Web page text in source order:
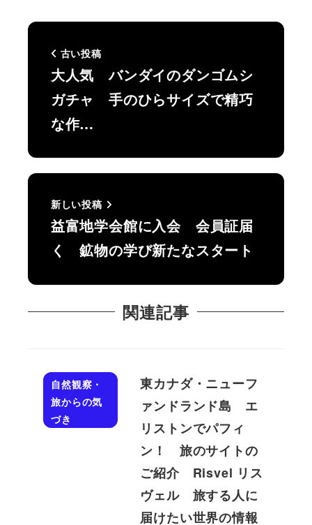
古い投稿
大人気 バンダイのダンゴムシ
ガチャ 手のひらサイズで精巧
な作…
新しい投稿
益富地学会館に入会 会員証届
く 鉱物の学び新たなスタート
関連記事
自然観察・
旅からの気
づき
東カナダ・ニューフ
ァンドランド島 エ
リストンでパフィ
ン！ 旅のサイトの
ご紹介 Risvel リス
ヴェル 旅する人に
届けたい世界の情報